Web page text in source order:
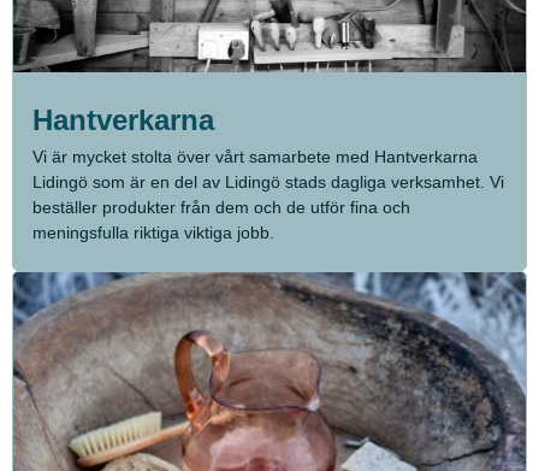
Hantverkarna
Vi är mycket stolta över vårt samarbete med Hantverkarna
Lidingö som är en del av Lidingö stads dagliga verksamhet. Vi
beställer produkter från dem och de utför fina och
meningsfulla riktiga viktiga jobb.